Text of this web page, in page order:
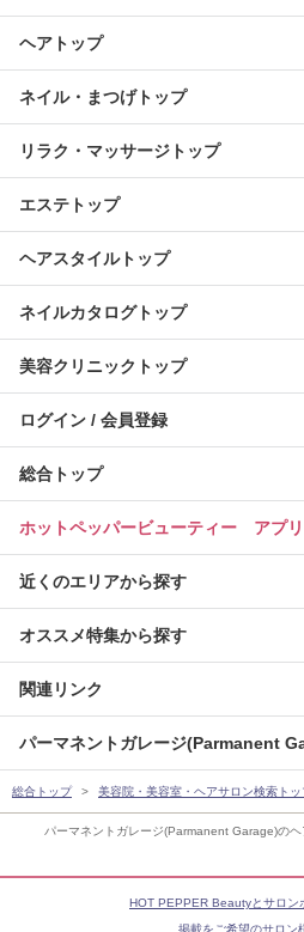
パーマネントガレージ(Parmanent Garage)の
ヘアトップ
ネイル・まつげトップ
リラク・マッサージトップ
エステトップ
ヘアスタイルトップ
ネイルカタログトップ
美容クリニックトップ
ログイン / 会員登録
総合トップ
ホットペッパービューティー アプリ
近くのエリアから探す
オススメ特集から探す
関連リンク
パーマネントガレージ(Parmanent
総合トップ 美容院・美容室・ヘアサロン検索トッ
HOT PEPPER Beautyとサロン
掲載をご希望のサロン